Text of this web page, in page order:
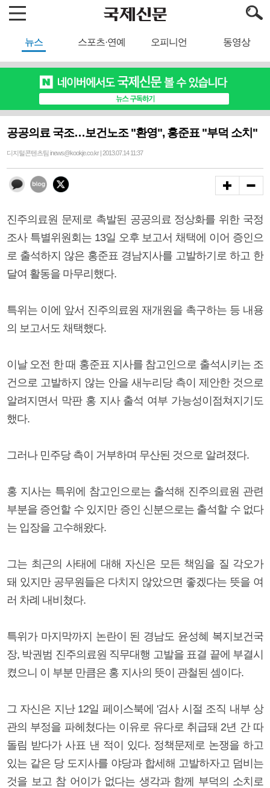
뉴스 스포츠·연예 오피니언 동영상
공공의료 국조…보건노조 "환영", 홍준표 "부덕 소치"
디지털콘텐츠팀 inews@kookje.co.kr | 2013.07.14 11:37
진주의료원 문제로 촉발된 공공의료 정상화를 위한 국정
조사 특별위원회는 13일 오후 보고서 채택에 이어 증인으
로 출석하지 않은 홍준표 경남지사를 고발하기로 하고 한
달여 활동을 마무리했다.
특위는 이에 앞서 진주의료원 재개원을 촉구하는 등 내용
의 보고서도 채택했다.
이날 오전 한 때 홍준표 지사를 참고인으로 출석시키는 조
건으로 고발하지 않는 안을 새누리당 측이 제안한 것으로
알려지면서 막판 홍 지사 출석 여부 가능성이점쳐지기도
했다.
그러나 민주당 측이 거부하며 무산된 것으로 알려졌다.
홍 지사는 특위에 참고인으로는 출석해 진주의료원 관련
부분을 증언할 수 있지만 증인 신분으로는 출석할 수 없다
는 입장을 고수해왔다.
그는 최근의 사태에 대해 자신은 모든 책임을 질 각오가
돼 있지만 공무원들은 다치지 않았으면 좋겠다는 뜻을 여
러 차례 내비쳤다.
특위가 마지막까지 논란이 된 경남도 윤성혜 복지보건국
장, 박권범 진주의료원 직무대행 고발을 표결 끝에 부결시
켰으니 이 부분 만큼은 홍 지사의 뜻이 관철된 셈이다.
그 자신은 지난 12일 페이스북에 '검사 시절 조직 내부 상
관의 부정을 파헤쳤다는 이유로 유다로 취급돼 2년 간 따
돌림 받다가 사표 낸 적이 있다. 정책문제로 논쟁을 하고
있는 같은 당 도지사를 야당과 합세해 고발하자고 덤비는
것을 보고 참 어이가 없다는 생각과 함께 부덕의 소치로